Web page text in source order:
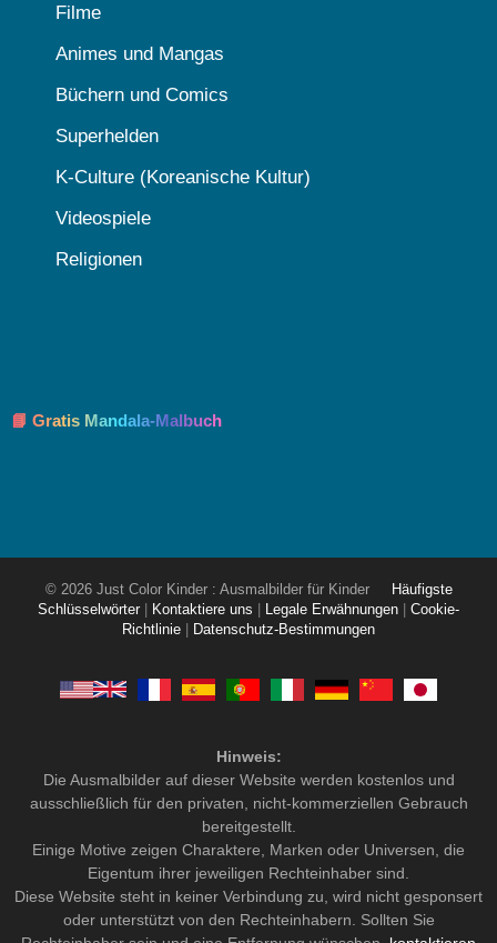
Filme
Animes und Mangas
Büchern und Comics
Superhelden
K-Culture (Koreanische Kultur)
Videospiele
Religionen
📘 Gratis Mandala-Malbuch
© 2026 Just Color Kinder : Ausmalbilder für Kinder
Häufigste
Schlüsselwörter
Kontaktiere uns Legale Erwähnungen
Cookie-
Richtlinie
Datenschutz-Bestimmungen
Hinweis:
Die Ausmalbilder auf dieser Website werden kostenlos und
ausschließlich für den privaten, nicht-kommerziellen Gebrauch
bereitgestellt.
Einige Motive zeigen Charaktere, Marken oder Universen, die
Eigentum ihrer jeweiligen Rechteinhaber sind.
Diese Website steht in keiner Verbindung zu, wird nicht gesponsert
oder unterstützt von den Rechteinhabern. Sollten Sie